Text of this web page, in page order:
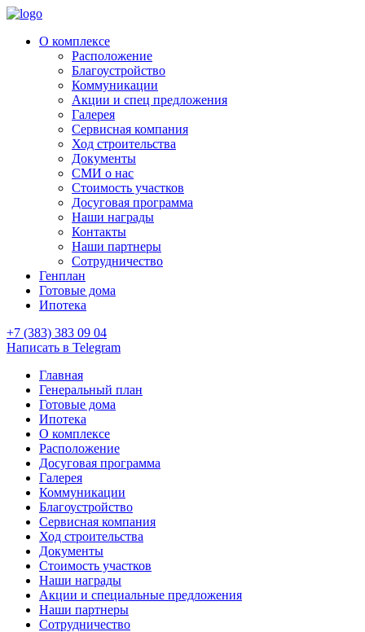
О комплексе
Расположение
Благоустройство
Коммуникации
Акции и спец предложения
Галерея
Сервисная компания
Ход строительства
Документы
СМИ о нас
Стоимость участков
Досуговая программа
Наши награды
Контакты
Наши партнеры
Сотрудничество
Генплан
Готовые дома
Ипотека
+7 (383) 383 09 04
Написать в Telegram
Главная
Генеральный план
Готовые дома
Ипотека
О комплексе
Расположение
Досуговая программа
Галерея
Коммуникации
Благоустройство
Сервисная компания
Ход строительства
Документы
Стоимость участков
Наши награды
Акции и специальные предложения
Наши партнеры
Сотрудничество